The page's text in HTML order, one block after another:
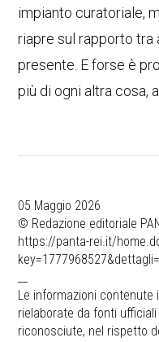
impianto curatoriale,
riapre sul rapporto tra
presente. E forse è
più di ogni altra cosa,
05 Maggio 2026
© Redazione editoriale
https://panta-rei.it/
Le informazioni
rielaborate da fonti
riconosciute, nel rispetto